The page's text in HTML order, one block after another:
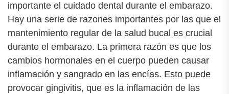
importante el cuidado dental durante el embarazo.
Hay una serie de razones importantes por las que el
mantenimiento regular de la salud bucal es crucial
durante el embarazo. La primera razón es que los
cambios hormonales en el cuerpo pueden causar
inflamación y sangrado en las encías. Esto puede
provocar gingivitis, que es la inflamación de las